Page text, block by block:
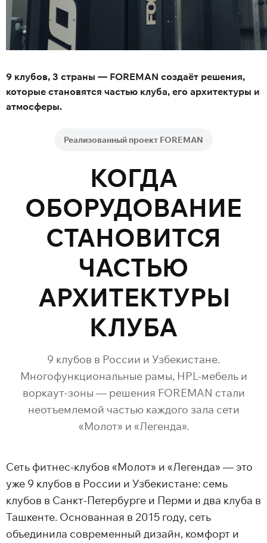
9 клубов, 3 страны — FOREMAN создаёт решения,
которые становятся частью клуба, его архитектуры и
атмосферы.
Реализованный проект FOREMAN
КОГДА
ОБОРУДОВАНИЕ
СТАНОВИТСЯ
ЧАСТЬЮ
АРХИТЕКТУРЫ
КЛУБА
9 клубов в России и Узбекистане.
Многофункциональные рамы, HPL-мебель и
воркаут-зоны — решения FOREMAN стали
неотъемлемой частью каждого зала сети
«Молот» и «Легенда».
Сеть фитнес-клубов «Молот» и «Легенда» — это
уже 9 клубов в России и Узбекистане: семь
клубов в Санкт-Петербурге и Перми и два клуба в
Ташкенте. Основанная в 2015 году, сеть
объединила современный дизайн, комфорт и